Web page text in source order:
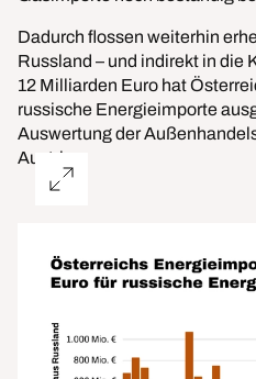
Dadurch flossen weiterhin
Russland – und indirekt in die
12 Milliarden Euro hat
russische Energieimporte
Auswertung der
Austria.